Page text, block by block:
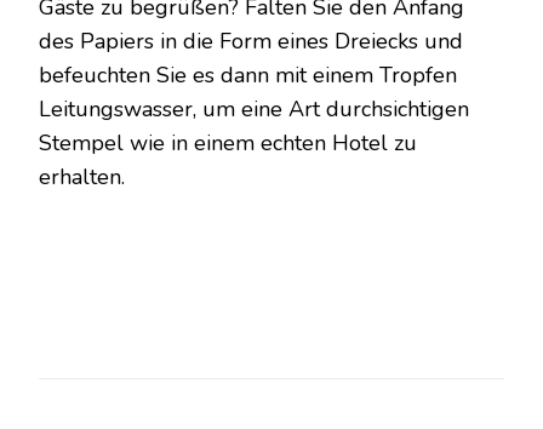
Gäste zu begrüßen? Falten Sie den Anfang
des Papiers in die Form eines Dreiecks und
befeuchten Sie es dann mit einem Tropfen
Leitungswasser, um eine Art durchsichtigen
Stempel wie in einem echten Hotel zu
erhalten.